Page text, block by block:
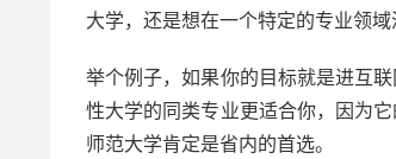
大学，还是想在一个特定的专业领
举个例子，如果你的目标就是进互
性大学的同类专业更适合你，因为
师范大学肯定是省内的首选。